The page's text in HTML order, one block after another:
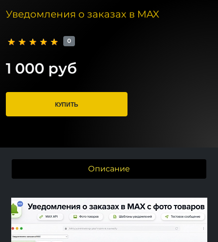
Уведомления о заказах в MAX
0
1 000 руб
КУПИТЬ
Описание